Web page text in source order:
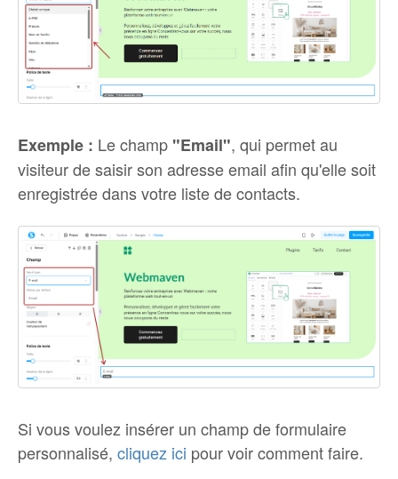
Exemple : Le champ "Email", qui permet au
visiteur de saisir son adresse email afin qu'elle soit
enregistrée dans votre liste de contacts.
Si vous voulez insérer un champ de formulaire
personnalisé, cliquez ici pour voir comment faire.